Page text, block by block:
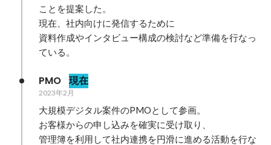
ことを提案した。
現在、社内向けに発信するために
資料作成やインタビュー構成の検討など準備を行なっ
ている。
PMO 現在
2023年2月
大規模デジタル案件のPMOとして参画。
お客様からの申し込みを確実に受け取り、
管理簿を利用して社内連携を円滑に進める活動を行な